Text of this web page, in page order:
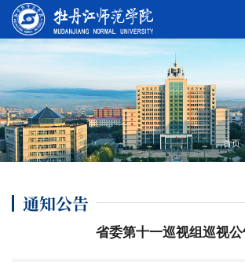
首页
通知公告
省委第十一巡视组巡视